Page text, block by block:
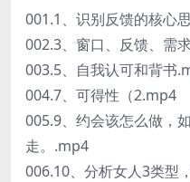
001.1、识别反馈的核心
002.3、窗口、反馈、需
003.5、自我认可和背书
004.7、可得性（2.mp4
005.9、约会该怎么做，
走。.mp4
006.10、分析女人3类型